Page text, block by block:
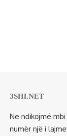
3SHI.NET
Ne ndikojmë
numër një i